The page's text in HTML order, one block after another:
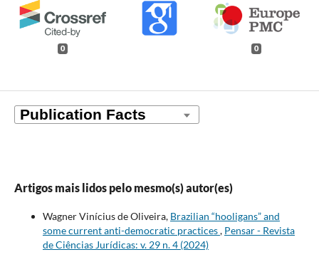
0 0
Artigos mais lidos pelo mesmo(s) autor(es)
Wagner Vinícius de Oliveira, Brazilian “hooligans” and
some current anti-democratic practices, Pensar - Revista
de Ciências Jurídicas: v. 29 n. 4 (2024)